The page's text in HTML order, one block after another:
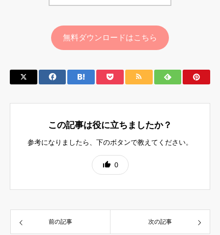
無料ダウンロードはこちら
この記事は役に立ちましたか？
参考になりましたら、下のボタンで教えてください。
0
前の記事 次の記事